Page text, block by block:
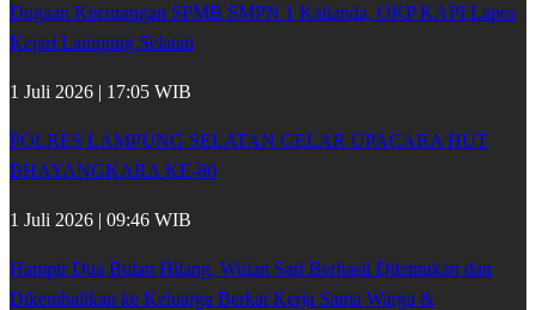
Dugaan Kecurangan SPMB SMPN 1 Kalianda, OKP KAPI Lapor
Kejari Lampung Selatan
1 Juli 2026 | 17:05 WIB
POLRES LAMPUNG SELATAN GELAR UPACARA HUT
BHAYANGKARA KE-80
1 Juli 2026 | 09:46 WIB
Hampir Dua Bulan Hilang, Wulan Sari Berhasil Ditemukan dan
Dikembalikan ke Keluarga Berkat Kerja Sama Warga &